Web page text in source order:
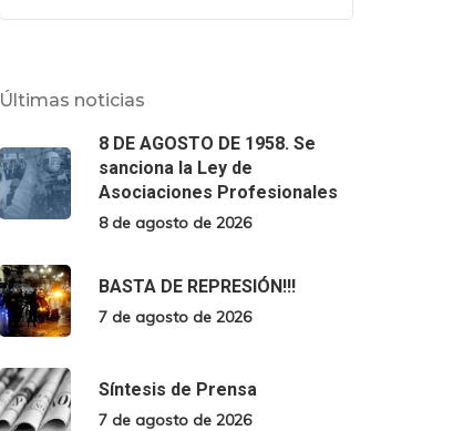
Últimas noticias
8 DE AGOSTO DE 1958. Se
sanciona la Ley de
Asociaciones Profesionales
8 de agosto de 2026
BASTA DE REPRESIÓN!!!
7 de agosto de 2026
Síntesis de Prensa
7 de agosto de 2026